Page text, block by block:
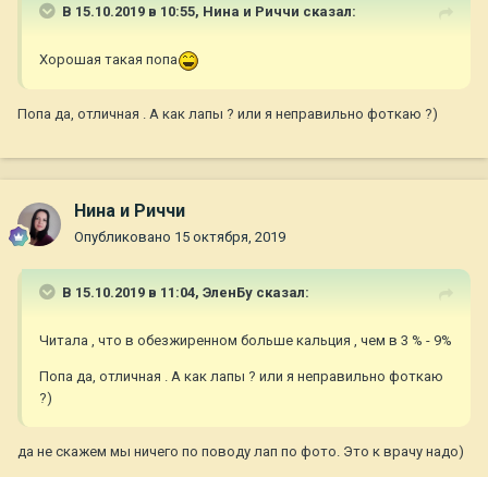
В 15.10.2019 в 10:55, Нина и Риччи сказал:
Хорошая такая попа
Попа да, отличная . А как лапы ? или я неправильно фоткаю ?)
Нина и Риччи
Опубликовано 15 октября, 2019
В 15.10.2019 в 11:04, ЭленБу сказал:
Читала , что в обезжиренном больше кальция , чем в 3 % - 9%
Попа да, отличная . А как лапы ? или я неправильно фоткаю
?)
да не скажем мы ничего по поводу лап по фото. Это к врачу надо)